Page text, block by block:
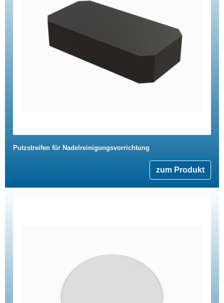
Putzstreifen für Nadelreinigungsvorrichtung
zum Produkt